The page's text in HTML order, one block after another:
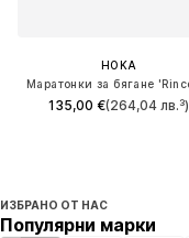
HOKA
135,00 €(264,04 лв.³)
ИЗБРАНО ОТ НАС
Популярни марки